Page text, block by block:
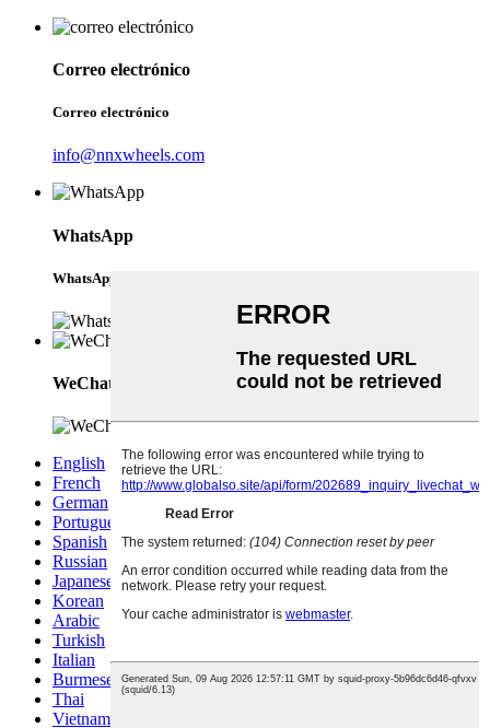
Correo electrónico
Correo electrónico
info@nnxwheels.com
WhatsApp
WhatsApp
WeChat
English
French
German
Portuguese
Spanish
Russian
Japanese
Korean
Arabic
Turkish
Italian
Burmese
Thai
Vietnamese